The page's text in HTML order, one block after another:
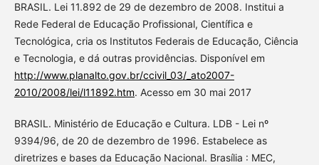
BRASIL. Lei 11.892 de 29 de dezembro de 2008. Institui a
Rede Federal de Educação Profissional, Científica e
Tecnológica, cria os Institutos Federais de Educação, Ciência
e Tecnologia, e dá outras providências. Disponível em
http://www.planalto.gov.br/ccivil_03/_ato2007-
2010/2008/lei/l11892.htm. Acesso em 30 mai 2017
BRASIL. Ministério de Educação e Cultura. LDB - Lei nº
9394/96, de 20 de dezembro de 1996. Estabelece as
diretrizes e bases da Educação Nacional. Brasília : MEC,